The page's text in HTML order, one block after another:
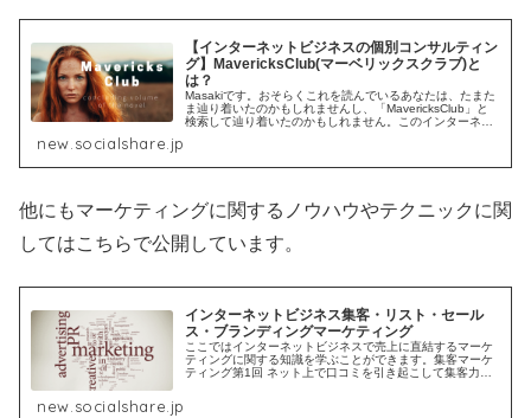
【インターネットビジネスの個別コンサルティン
グ】MavericksClub(マーベリックスクラブ)と
は？
Masakiです。おそらくこれを読んでいるあなたは、たまた
ま辿り着いたのかもしれませんし、「MavericksClub」と
検索して辿り着いたのかもしれません。このインターネッ
new.socialshare.jp
他にもマーケティングに関するノウハウやテクニックに関
してはこちらで公開しています。
インターネットビジネス集客・リスト・セール
ス・ブランディングマーケティング
ここではインターネットビジネスで売上に直結するマーケ
ティングに関する知識を学ぶことができます。集客マーケ
ティング第1回 ネット上で口コミを引き起こして集客力を2
new.socialshare.jp